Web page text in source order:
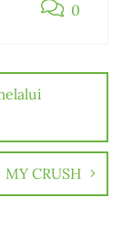
0
MY CRUSH